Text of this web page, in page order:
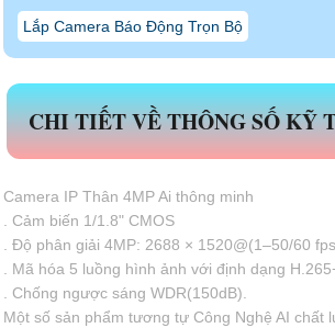
Lắp Camera Báo Động Trọn Bộ
CHI TIẾT VỀ THÔNG SỐ KỸ
Camera IP Thân 4MP Ai thông minh
. Cảm biến 1/1.8" CMOS
. Độ phân giải 4MP: 2688 × 1520@(1–50/60
. Mã hóa 5 luồng hình ảnh với định dạng
. Chống ngược sáng WDR(150dB).
Một số sản phẩm tương tự Công Nghệ AI chất